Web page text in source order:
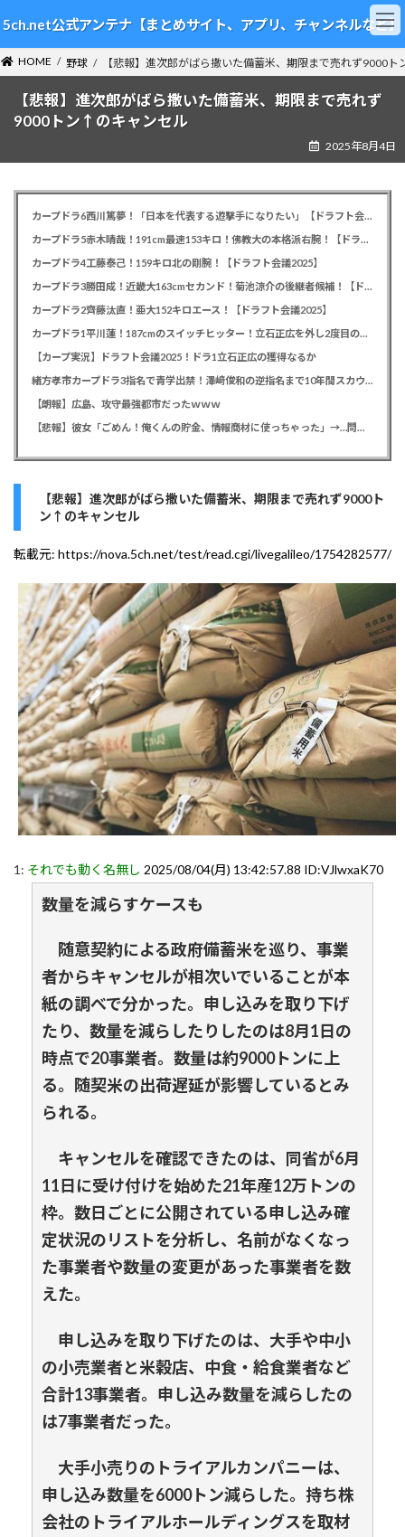
ン
テ
ン
ツ
ビ
ゲ
ー
シ
5ch.net公式アンテナ【まとめサイト、アプリ、チャンネルなど】
HOME 野球 【悲報】進次郎がばら撒いた備蓄米、期限まで売れず9000
【悲報】進次郎がばら撒いた備蓄米、期限まで売れず
9000トン↑のキャンセル
2025年8月4日
カープドラ6西川篤夢！「日本を代表する遊撃手になりたい」【ドラフト会議2025】
カープドラ5赤木晴哉！191cm最速153キロ！佛教大の本格派右腕！【ドラフト会議2025】
カープドラ4工藤泰己！159キロ北の剛腕！【ドラフト会議2025】
カープドラ3勝田成！近畿大163cmセカンド！菊池涼介の後継者候補！【ドラフト会議2025】
カープドラ2齊藤汰直！亜大152キロエース！【ドラフト会議2025】
カープドラ1平川蓮！187cmのスイッチヒッター！立石正広を外し2度目の重複も新井監督がクジを引き当てる！【ドラフト会議2025】
【カープ実況】ドラフト会議2025！ドラ1立石正広の獲得なるか
緒方孝市カープドラ3指名で青学出禁！澤﨑俊和の逆指名まで10年間スカウト出禁
【朗報】広島、攻守最強都市だったｗｗｗ
【悲報】彼女「ごめん！俺くんの貯金、情報商材に使っちゃった」→…問い詰めたらギャン泣きされたんだが俺が悪いのか？
【悲報】進次郎がばら撒いた備蓄米、期限まで売れず9000ト
ン↑のキャンセル
転載元: https://nova.5ch.net/test/read.cgi/livegalileo/1754282577/
1: それでも動く名無し 2025/08/04(月) 13:42:57.88 ID:VJlwxaK70
数量を減らすケースも
随意契約による政府備蓄米を巡り、事業
者からキャンセルが相次いでいることが本
紙の調べで分かった。申し込みを取り下げ
たり、数量を減らしたりしたのは8月1日の
時点で20事業者。数量は約9000トンに上
る。随契米の出荷遅延が影響しているとみ
られる。
キャンセルを確認できたのは、同省が6月
11日に受け付けを始めた21年産12万トンの
枠。数日ごとに公開されている申し込み確
定状況のリストを分析し、名前がなくなっ
た事業者や数量の変更があった事業者を数
えた。
申し込みを取り下げたのは、大手や中小
の小売業者と米穀店、中食・給食業者など
合計13事業者。申し込み数量を減らしたの
は7事業者だった。
大手小売りのトライアルカンパニーは、
申し込み数量を6000トン減らした。持ち株
会社のトライアルホールディングスを取材